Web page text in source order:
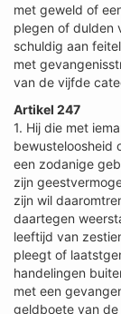
met geweld of
plegen of dulden
schuldig aan
met
van de vijfde
Artikel 247
1. Hij die met
bewusteloosheid
een zodanige
zijn
zijn wil
daartegen
leeftijd van
pleegt of
handelingen
met een
geldboete van